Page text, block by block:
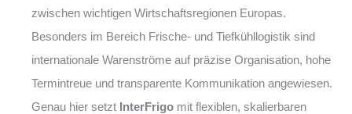
zwischen wichtigen Wirtschaftsregionen Europas.
Besonders im Bereich Frische- und Tiefkühllogistik sind
internationale Warenströme auf präzise Organisation, hohe
Termintreue und transparente Kommunikation angewiesen.
Genau hier setzt InterFrigo mit flexiblen, skalierbaren